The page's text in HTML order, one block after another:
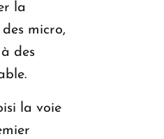
la
micro,
des
la voie